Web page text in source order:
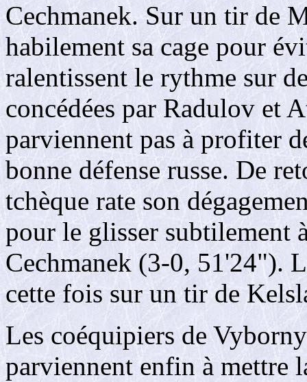
Cechmanek. Sur un tir de
habilement sa cage pour
ralentissent le rythme sur
concédées par Radulov et
parviennent pas à profiter
bonne défense russe. De
tchèque rate son
pour le glisser subtilement
Cechmanek (3-0, 51'24").
cette fois sur un tir de
Les coéquipiers de Vyborny
parviennent enfin à mettre